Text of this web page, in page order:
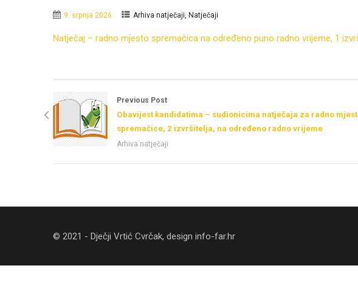
9. srpnja 2026. Arhiva natječaji Natječaji
Natječaj – radno mjesto spremačica na određeno puno radno vrijeme, 1
Previous Post
Obavijest kandidatima – sudionicima natječaja za radno
spremačice, 2 izvršitelja, na određeno radno vrijeme
Arhiva natječaji
© 2021 - Dječji Vrtić Cvrčak, design info-far.hr